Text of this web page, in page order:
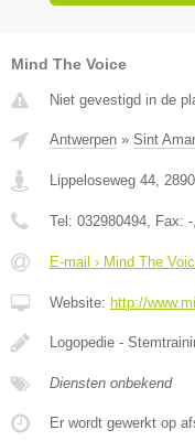
Mind The Voice
Niet gevestigd in de
Antwerpen » Sint
Lippeloseweg 44, 2890
Tel: 032980494, Fax: -
E-mail › Mind The
Website: http://
Logopedie -
Diensten onbekend
Er wordt gewerkt op